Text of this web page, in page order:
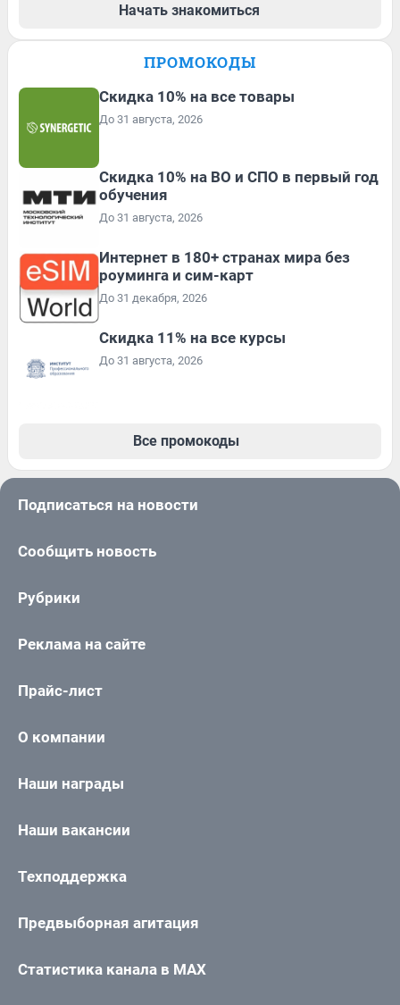
Начать знакомиться
ПРОМОКОДЫ
Скидка 10% на все товары
До 31 августа, 2026
Скидка 10% на ВО и СПО в первый год
обучения
До 31 августа, 2026
Интернет в 180+ странах мира без
роуминга и сим-карт
До 31 декабря, 2026
Скидка 11% на все курсы
До 31 августа, 2026
Все промокоды
Подписаться на новости
Сообщить новость
Рубрики
Реклама на сайте
Прайс-лист
О компании
Наши награды
Наши вакансии
Техподдержка
Предвыборная агитация
Статистика канала в MAX